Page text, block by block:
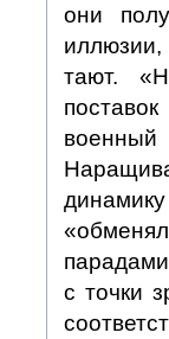
они
иллюзии,
тают.
с точки